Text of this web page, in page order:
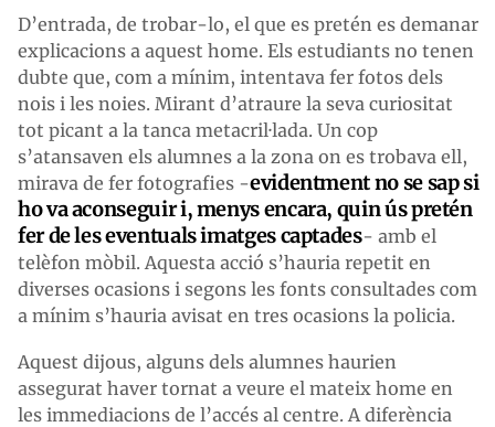
D’entrada, de trobar-lo, el que es pretén es demanar
explicacions a aquest home. Els estudiants no tenen
dubte que, com a mínim, intentava fer fotos dels
nois i les noies. Mirant d’atraure la seva curiositat
tot picant a la tanca metacril·lada. Un cop
s’atansaven els alumnes a la zona on es trobava ell,
mirava de fer fotografies -evidentment no se sap si
ho va aconseguir i, menys encara, quin ús pretén
fer de les eventuals imatges captades- amb el
telèfon mòbil. Aquesta acció s’hauria repetit en
diverses ocasions i segons les fonts consultades com
a mínim s’hauria avisat en tres ocasions la policia.
Aquest dijous, alguns dels alumnes haurien
assegurat haver tornat a veure el mateix home en
les immediacions de l’accés al centre. A diferència